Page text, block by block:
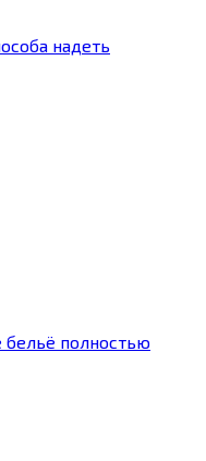
надеть
бельё полностью